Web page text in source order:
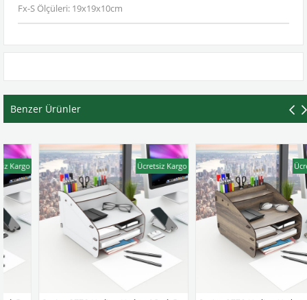
Fx-S Ölçüleri: 19x19x10cm
Benzer Ürünler
Ücretsiz Kargo Ücretsiz